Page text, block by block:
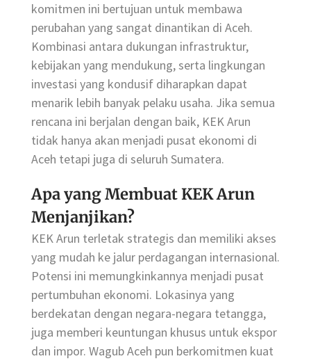
komitmen ini bertujuan untuk membawa
perubahan yang sangat dinantikan di Aceh.
Kombinasi antara dukungan infrastruktur,
kebijakan yang mendukung, serta lingkungan
investasi yang kondusif diharapkan dapat
menarik lebih banyak pelaku usaha. Jika semua
rencana ini berjalan dengan baik, KEK Arun
tidak hanya akan menjadi pusat ekonomi di
Aceh tetapi juga di seluruh Sumatera.
Apa yang Membuat KEK Arun
Menjanjikan?
KEK Arun terletak strategis dan memiliki akses
yang mudah ke jalur perdagangan internasional.
Potensi ini memungkinkannya menjadi pusat
pertumbuhan ekonomi. Lokasinya yang
berdekatan dengan negara-negara tetangga,
juga memberi keuntungan khusus untuk ekspor
dan impor. Wagub Aceh pun berkomitmen kuat